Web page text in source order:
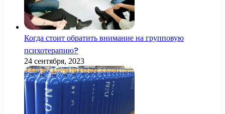
Когда стоит обратить внимание на групповую
психотерапию?
24 сентября, 2023